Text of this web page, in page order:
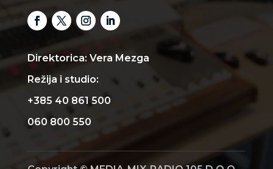
Direktorica: Vera Mezga
Režija i studio:
+385 40 861 500
060 800 550